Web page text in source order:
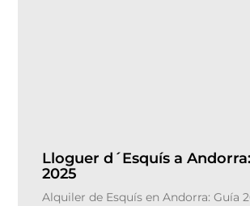
Lloguer d´Esquís a
2025
Alquiler de Esquís en Andorra: Guía